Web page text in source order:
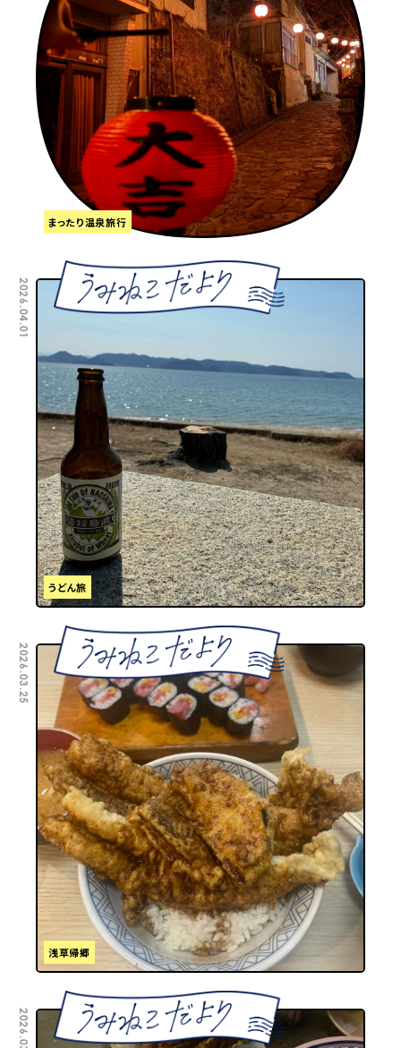
まったり温泉旅行
2026.04.01
うどん旅
2026.03.25
浅草帰郷